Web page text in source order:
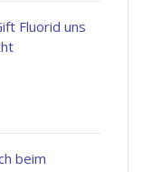
Fluorid uns
beim